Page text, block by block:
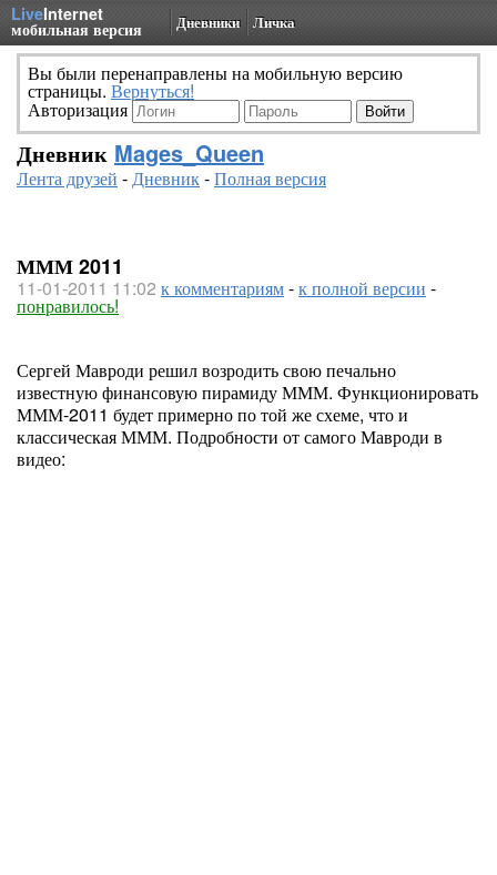
LiveInternet
мобильная версия Дневники Личка
Вы были перенаправлены на мобильную версию
страницы. Вернуться!
Авторизация
Дневник Mages_Queen
Лента друзей -Дневник-Полная версия
МММ 2011
11-01-2011 11:02 к комментариям-к полной версии -
понравилось!
Сергей Мавроди решил возродить свою печально
известную финансовую пирамиду МММ. Функционировать
МММ-2011 будет примерно по той же схеме, что и
классическая МММ. Подробности от самого Мавроди в
видео: